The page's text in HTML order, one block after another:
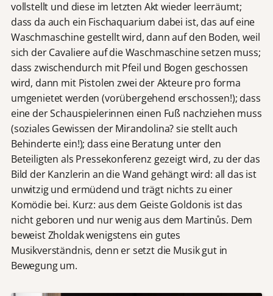
vollstellt und diese im letzten Akt wieder leerräumt;
dass da auch ein Fischaquarium dabei ist, das auf eine
Waschmaschine gestellt wird, dann auf den Boden, weil
sich der Cavaliere auf die Waschmaschine setzen muss;
dass zwischendurch mit Pfeil und Bogen geschossen
wird, dann mit Pistolen zwei der Akteure pro forma
umgenietet werden (vorübergehend erschossen!); dass
eine der Schauspielerinnen einen Fuß nachziehen muss
(soziales Gewissen der Mirandolina? sie stellt auch
Behinderte ein!); dass eine Beratung unter den
Beteiligten als Pressekonferenz gezeigt wird, zu der das
Bild der Kanzlerin an die Wand gehängt wird: all das ist
unwitzig und ermüdend und trägt nichts zu einer
Komödie bei. Kurz: aus dem Geiste Goldonis ist das
nicht geboren und nur wenig aus dem Martinůs. Dem
beweist Zholdak wenigstens ein gutes
Musikverständnis, denn er setzt die Musik gut in
Bewegung um.